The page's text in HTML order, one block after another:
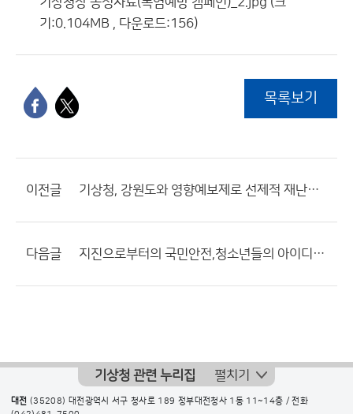
기:0.104MB , 다운로드:156)
목록보기
이전글 기상청, 강원도와 영향예보제로 선제적 재난대응 협력
다음글 지진으로부터의 국민안전,청소년들의 아이디어를 엿보다!
기상청 관련 누리집 펼치기
대전 (35208) 대전광역시 서구 청사로 189 정부대전청사 1동 11~14층 / 전화